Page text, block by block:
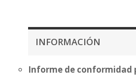
INFORMACIÓN
Informe de conformidad